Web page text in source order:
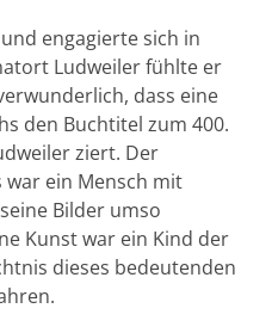
engagierte sich in
Ludweiler fühlte er
dass eine
den Buchtitel zum 400.
ziert. Der
ein Mensch mit
Bilder umso
Kunst war ein Kind der
dieses bedeutenden